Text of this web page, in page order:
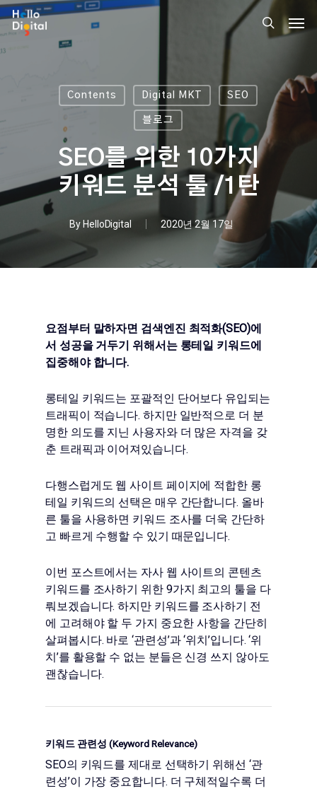
Skip
to
search
Contents Digital MKT SEO
블로그
SEO를 위한 10가지
키워드 분석 툴 /1탄
By HelloDigital 2020년 2월 17일
요점부터 말하자면 검색엔진 최적화(SEO)에
서 성공을 거두기 위해서는 롱테일 키워드에
집중해야 합니다.
롱테일 키워드는 포괄적인 단어보다 유입되는
트래픽이 적습니다. 하지만 일반적으로 더 분
명한 의도를 지닌 사용자와 더 많은 자격을 갖
춘 트래픽과 이어져있습니다.
다행스럽게도 웹 사이트 페이지에 적합한 롱
테일 키워드의 선택은 매우 간단합니다. 올바
른 툴을 사용하면 키워드 조사를 더욱 간단하
고 빠르게 수행할 수 있기 때문입니다.
이번 포스트에서는 자사 웹 사이트의 콘텐츠
키워드를 조사하기 위한 9가지 최고의 툴을 다
뤄보겠습니다. 하지만 키워드를 조사하기 전
에 고려해야 할 두 가지 중요한 사항을 간단히
살펴봅시다. 바로 ‘관련성’과 ‘위치’입니다. ‘위
치’를 활용할 수 없는 분들은 신경 쓰지 않아도
괜찮습니다.
키워드 관련성 (Keyword Relevance)
SEO의 키워드를 제대로 선택하기 위해선 ‘관
련성’이 가장 중요합니다. 더 구체적일수록 더